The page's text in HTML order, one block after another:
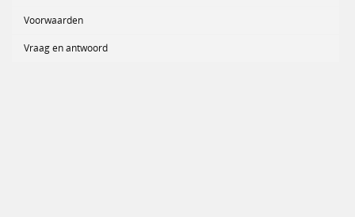
Voorwaarden
Vraag en antwoord